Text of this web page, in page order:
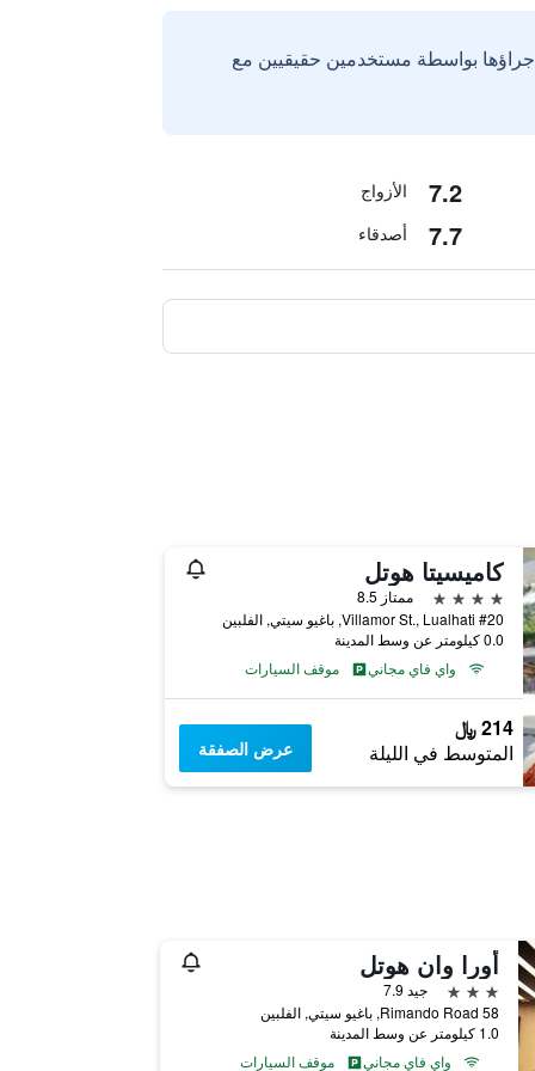
بواسطة مستخدمين حقيقيين مع
7.2 الأزواج
7.7 أصدقاء
كاميسيتا هوتل
4 نجوم
ممتاز 8.5
#20 Villamor St., Lualhati, باغيو سيتي, الفلبين
0.0 كيلومتر عن وسط المدينة
واي فاي مجاني
موقف السيارات
214 ﷼
المتوسط في الليلة عرض الصفقة
أورا وان هوتل
3 نجوم
جيد 7.9
58 Rimando Road, باغيو سيتي, الفلبين
1.0 كيلومتر عن وسط المدينة
واي فاي مجاني
موقف السيارات